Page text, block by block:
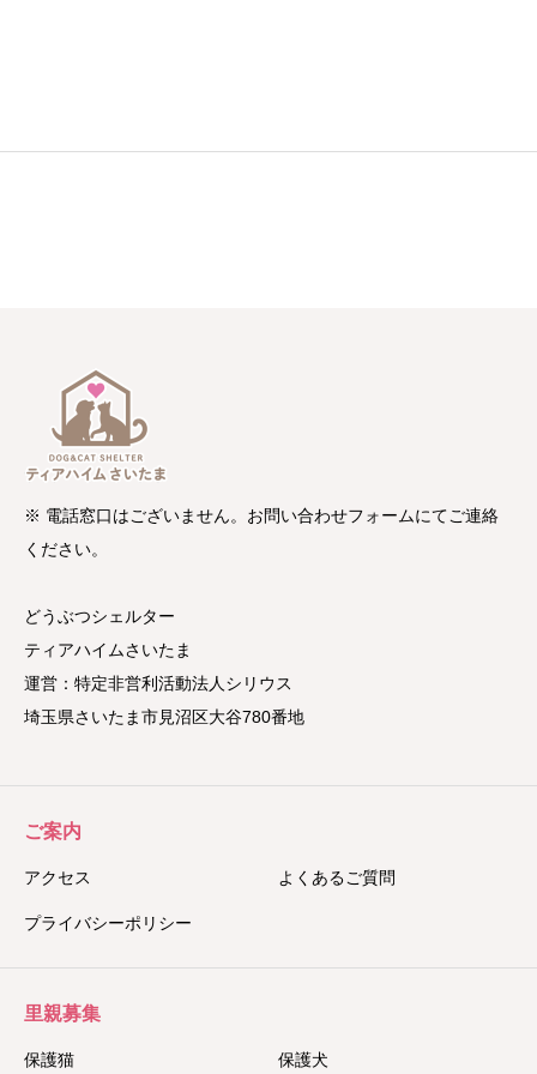
※ 電話窓口はございません。お問い合わせフォームにてご連絡
ください。
どうぶつシェルター
ティアハイムさいたま
運営：特定非営利活動法人シリウス
埼玉県さいたま市見沼区大谷780番地
ご案内
アクセス よくあるご質問
プライバシーポリシー
里親募集
保護猫 保護犬